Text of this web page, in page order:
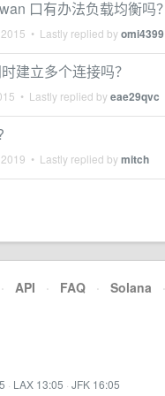
口有办法负载均衡吗？
• Lastly replied byomi4399
建立多个连接吗？
• Lastly replied byeae29qvc
• Lastly replied bymitch
· API · FAQ · Solana ·
· LAX 13:05 · JFK 16:05